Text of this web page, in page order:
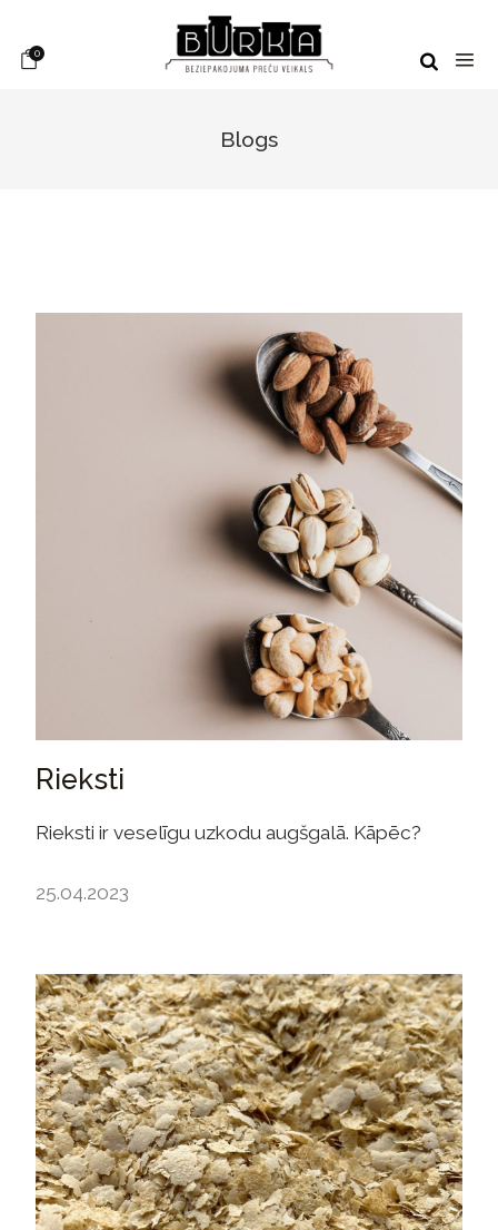
0
Blogs
Rieksti
Rieksti ir veselīgu uzkodu augšgalā. Kāpēc?
25.04.2023